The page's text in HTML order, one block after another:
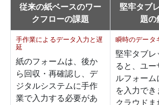
従来の紙ベースのワー
クフローの課題
堅牢タブ
題の
手作業によるデータ入力と遅
延
紙のフォームは、後か
ら回収・再確認し、デ
ジタルシステムに手作
業で入力する必要があ
瞬時のデータ
堅牢タブレ
ると、ユ
ルフォー
を入力で
クラウド